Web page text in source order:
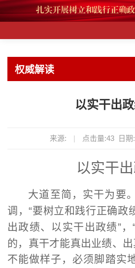
权威解读
以实干出
来源: | 点击量:43 日
以实干
大道至简，实干为要
调，“要树立和践行正确政
出政绩、以实干出政绩”，
的，真干才能真出业绩、
不能做样子，必须脚踏实